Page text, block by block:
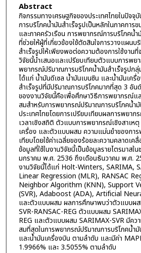
Abstract
กิจกรรมทางเศรษฐกิจของประเทศไทยในปัจจุบั
การบริโภคน้ำมันสำเร็จรูปเป็นหลักในภาคการ
และภาคครัวเรือน การพยากรณ์การบริโภคน้ำ
ที่ช่วยให้ผู้ที่เกี่ยวข้องใช้ตัดสินใจการวางแผนบ
สำเร็จรูปให้เพียงพอต่อความต้องการใช้งานที่
วิจัยนี้นำเสนอและเปรียบเทียบตัวแบบการพย
พยากรณ์ปริมาณการบริโภคน้ำมันสำเร็จรูปกลุ่
ได้แก่ น้ำมันดีเซล น้ำมันเบนซิน และน้ำมันเครื่
สำเร็จรูปที่มีปริมาณการบริโภคมากที่สุด 3 อั
ของงานวิจัยนี้คือเพื่อศึกษาวิธีการพยากรณ์แ
สมสำหรับการพยากรณ์ปริมาณการบริโภคน้ำ
ประเทศไทยโดยการเปรียบเทียบผลการพยา
เวลาเชิงสถิติ ตัวแบบการพยากรณ์เชิงสาเห
เครื่อง และตัวแบบผสม ความแม่นยำของกา
เทียบโดยใช้ค่าเฉลี่ยของร้อยละความคลาดเ
ข้อมูลที่ใช้ในงานวิจัยนี้เป็นข้อมูลรายไตรมาสใ
มกราคม พ.ศ. 2536 ถึงเดือนธันวาคม พ.ศ.
งานวิจัยนี้ได้แก่ Holt-Winters, SARIMA,
Linear Regression (MLR), RANSAC
Neighbor Algorithm (KNN), Support
(SVR), Adaboost (ADA), Artificial
และตัวแบบผสม ผลการศึกษาพบว่าตัวแบบผ
SVR-RANSAC-REG ตัวแบบผสม
REG และตัวแบบผสม SARIMAX-SVR มีคว
สมที่สุดในการพยากรณ์ปริมาณการบริโภคน้ำมั
และน้ำมันเครื่องบิน ตามลำดับ และมีค่า
1.9966% และ 3.5055% ตามลำดับ